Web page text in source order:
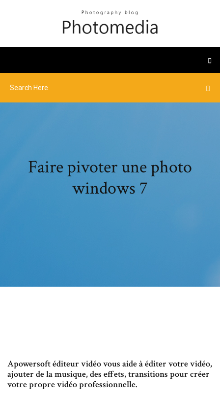
Faire pivoter une photo
windows 7
Apowersoft éditeur vidéo vous aide à éditer votre vidéo,
ajouter de la musique, des effets, transitions pour créer
votre propre vidéo professionnelle.